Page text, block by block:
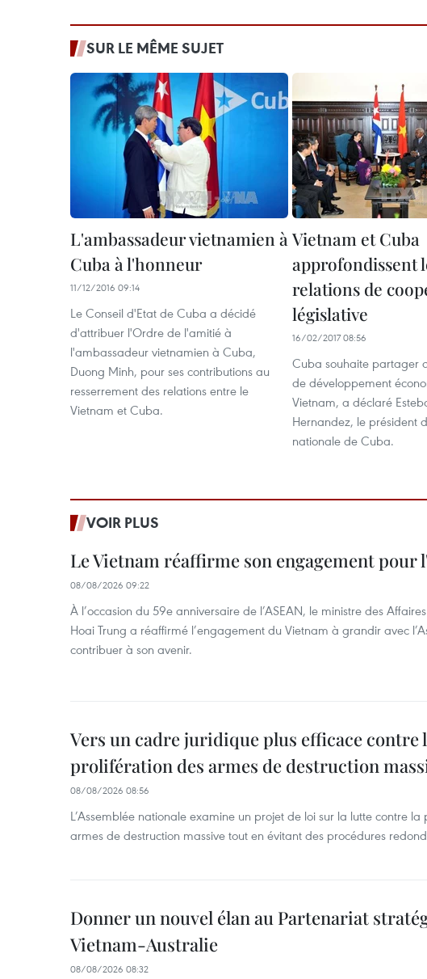
SUR LE MÊME SUJET
L'ambassadeur vietnamien à
Cuba à l'honneur
11/12/2016 09:14
Le Conseil d'Etat de Cuba a décidé
d'attribuer l'Ordre de l'amitié à
l'ambassadeur vietnamien à Cuba,
Duong Minh, pour ses contributions au
resserrement des relations entre le
Vietnam et Cuba.
Vietnam et Cuba
approfondissent
relations de
législative
16/02/2017 08:56
Cuba souhaite partager
de développement
Vietnam, a déclaré
Hernandez, le président
nationale de Cuba.
VOIR PLUS
Le Vietnam réaffirme son engagement pour
08/08/2026 09:22
À l’occasion du 59e anniversaire de l’ASEAN, le ministre des
Hoai Trung a réaffirmé l’engagement du Vietnam à grandir avec
contribuer à son avenir.
Vers un cadre juridique plus efficace contre
prolifération des armes de destruction
08/08/2026 08:56
L’Assemblée nationale examine un projet de loi sur la lutte contre la
armes de destruction massive tout en évitant des procédures
Donner un nouvel élan au Partenariat
Vietnam-Australie
08/08/2026 08:32